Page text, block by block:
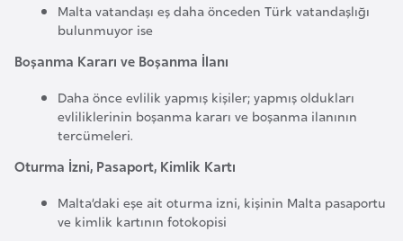
Malta vatandaşı eş daha önceden Türk vatandaşlığı
bulunmuyor ise
Boşanma Kararı ve Boşanma İlanı
Daha önce evlilik yapmış kişiler; yapmış oldukları
evliliklerinin boşanma kararı ve boşanma ilanının
tercümeleri.
Oturma İzni, Pasaport, Kimlik Kartı
Malta’daki eşe ait oturma izni, kişinin Malta pasaportu
ve kimlik kartının fotokopisi
r
B